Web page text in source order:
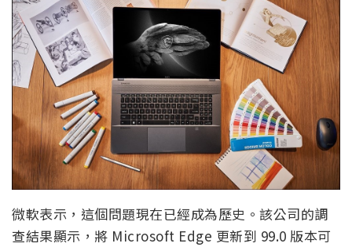
微軟表示，這個問題現在已經成為歷史。該公司的調
查結果顯示，將 Microsoft Edge 更新到 99.0 版本可